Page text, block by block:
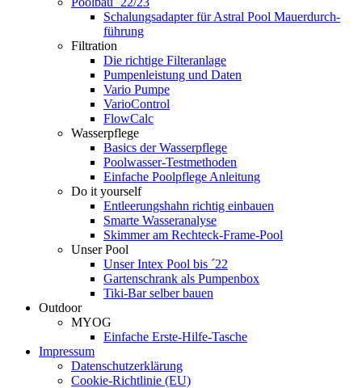
Schalungs­adapter für Astral Pool Mauer­durch­
führung
Filtration
Die richtige Filter­anlage
Pumpenleistung und Daten
Vario Pumpe
Vario­Control
FlowCalc
Wasserpflege
Basics der Wasserpflege
Poolwasser-Testmethoden
Einfache Poolpflege Anleitung
Do it yourself
Ent­leerungs­hahn richtig einbauen
Smarte Wasseranalyse
Skimmer am Rechteck-Frame-Pool
Unser Pool
Unser Intex Pool bis ´22
Gartenschrank als Pumpenbox
Tiki-Bar selber bauen
Outdoor
MYOG
Einfache Erste-Hilfe-Tasche
Impressum
Datenschutzerklärung
Cookie-Richtlinie (EU)